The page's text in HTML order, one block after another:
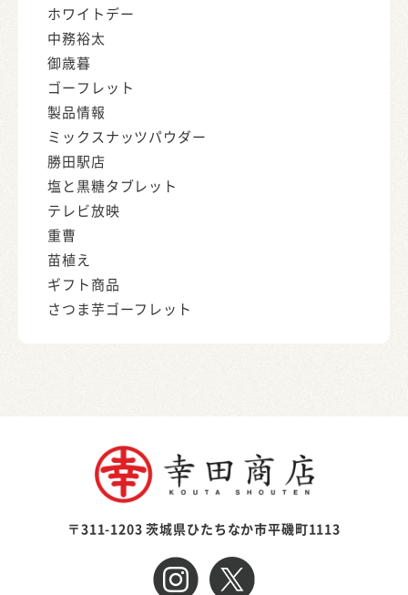
ホワイトデー
中務裕太
御歳暮
ゴーフレット
製品情報
ミックスナッツパウダー
勝田駅店
塩と黒糖タブレット
テレビ放映
重曹
苗植え
ギフト商品
さつま芋ゴーフレット
〒311-1203 茨城県ひたちなか市平磯町1113